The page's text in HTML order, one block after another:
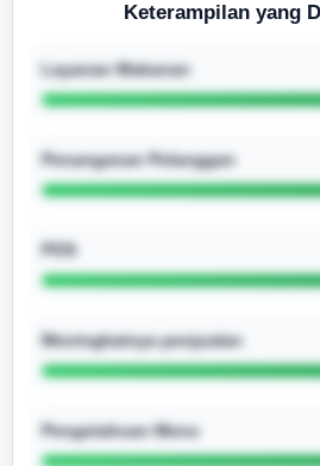
Keterampilan yang
Layanan Makanan
Penanganan Pelanggan
POS
Meningkatnya penjualan
Pengetahuan Menu